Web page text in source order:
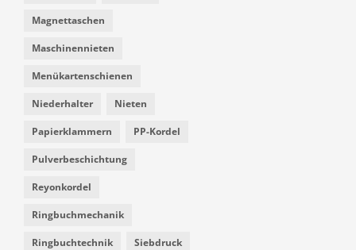
Magnettaschen
Maschinennieten
Menükartenschienen
Niederhalter Nieten
Papierklammern PP-Kordel
Pulverbeschichtung
Reyonkordel
Ringbuchmechanik
Ringbuchtechnik Siebdruck